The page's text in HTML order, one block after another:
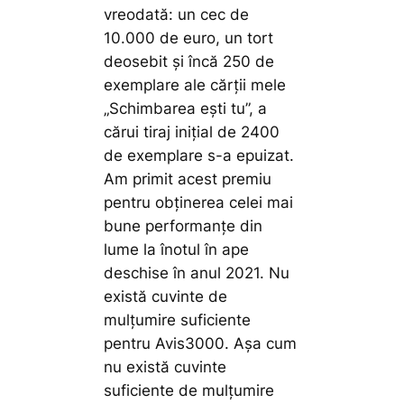
vreodată: un cec de
10.000 de euro, un tort
deosebit și încă 250 de
exemplare ale cărții mele
„Schimbarea ești tu”, a
cărui tiraj inițial de 2400
de exemplare s-a epuizat.
Am primit acest premiu
pentru obținerea celei mai
bune performanțe din
lume la înotul în ape
deschise în anul 2021. Nu
există cuvinte de
mulțumire suficiente
pentru Avis3000. Așa cum
nu există cuvinte
suficiente de mulțumire